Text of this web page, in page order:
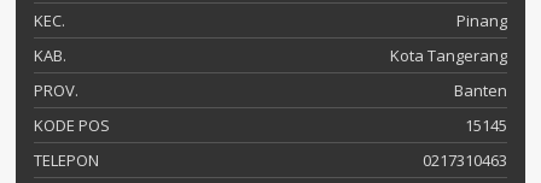
KEC.
Pinang
KAB.
Kota Tangerang
PROV.
Banten
KODE POS
15145
TELEPON
0217310463